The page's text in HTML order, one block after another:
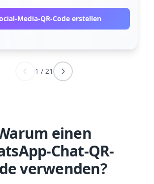
Media-QR-Code erstellen
1 / 21
einen
Chat-QR-
verwenden?